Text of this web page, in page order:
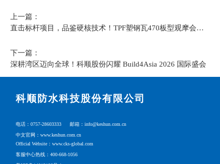
上一篇：
直击标杆项目，品鉴硬核技术！TPF塑钢瓦470板型观摩会圆
下一篇：
深耕湾区迈向全球！科顺股份闪耀 Build4Asia 2026 国际盛会
科顺防水科技股份有限公司
电话：0757-28603333
邮箱：info@keshun.com.cn
中文官网：www.keshun.com.cn
Official Website：www.cks-global.com
客服中心热线：400-668-1056